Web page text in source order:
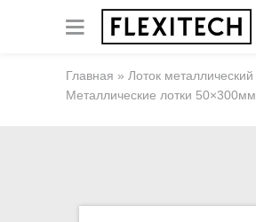
Главная » Лоток металлический
Металлические лотки 50×300мм